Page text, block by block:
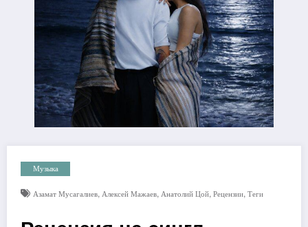
Музыка
Азамат Мусагалиев, Алексей Мажаев, Анатолий Цой, Рецензии, Теги